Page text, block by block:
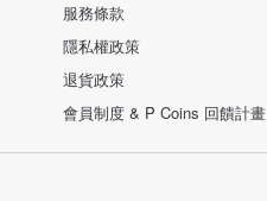
服務條款
隱私權政策
退貨政策
會員制度 & P Coins 回饋計畫